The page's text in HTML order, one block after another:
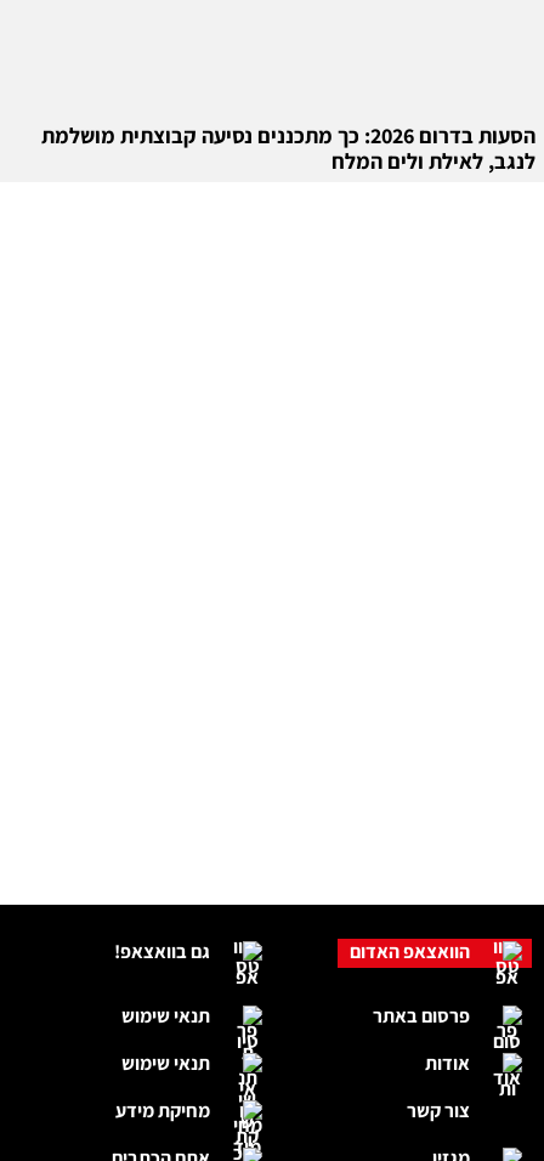
הסעות בדרום 2026: כך מתכננים נסיעה קבוצתית מושלמת
לנגב, לאילת ולים המלח
גם בוואצאפ!
תנאי שימוש
תנאי שימוש
מחיקת מידע
הוואצאפ האדום
פרסום באתר
אודות
צור קשר